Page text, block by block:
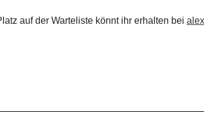
auf der Warteliste könnt ihr erhalten bei